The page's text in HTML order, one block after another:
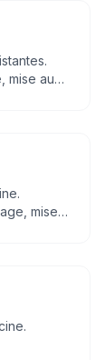
mise aux
mise